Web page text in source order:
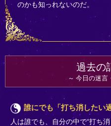
のかも知っれないのだ。
過去の
今日の迷言
誰にでも「打ち消したい
人は誰でも、自分の中で“打ち